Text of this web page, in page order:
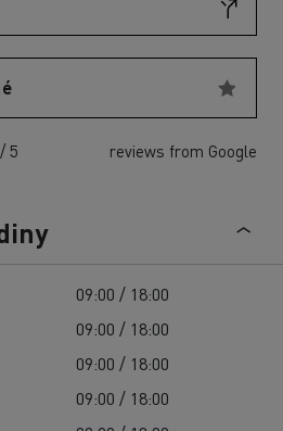
/ 5 reviews from Google
09:00 / 18:00
09:00 / 18:00
09:00 / 18:00
09:00 / 18:00